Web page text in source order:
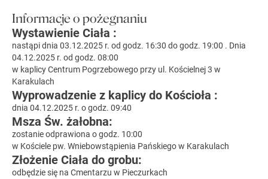
Informacje o pożegnaniu
Wystawienie Ciała :
nastąpi dnia 03.12.2025 r. od godz. 16:30 do godz. 19:00 . Dnia
04.12.2025 r. od godz. 08:00
w kaplicy Centrum Pogrzebowego przy ul. Kościelnej 3 w
Karakulach
Wyprowadzenie z kaplicy do Kościoła :
dnia 04.12.2025 r. o godz. 09:40
Msza Św. żałobna:
zostanie odprawiona o godz. 10:00
w Kościele pw. Wniebowstąpienia Pańskiego w Karakulach
Złożenie Ciała do grobu:
odbędzie się na Cmentarzu w Pieczurkach